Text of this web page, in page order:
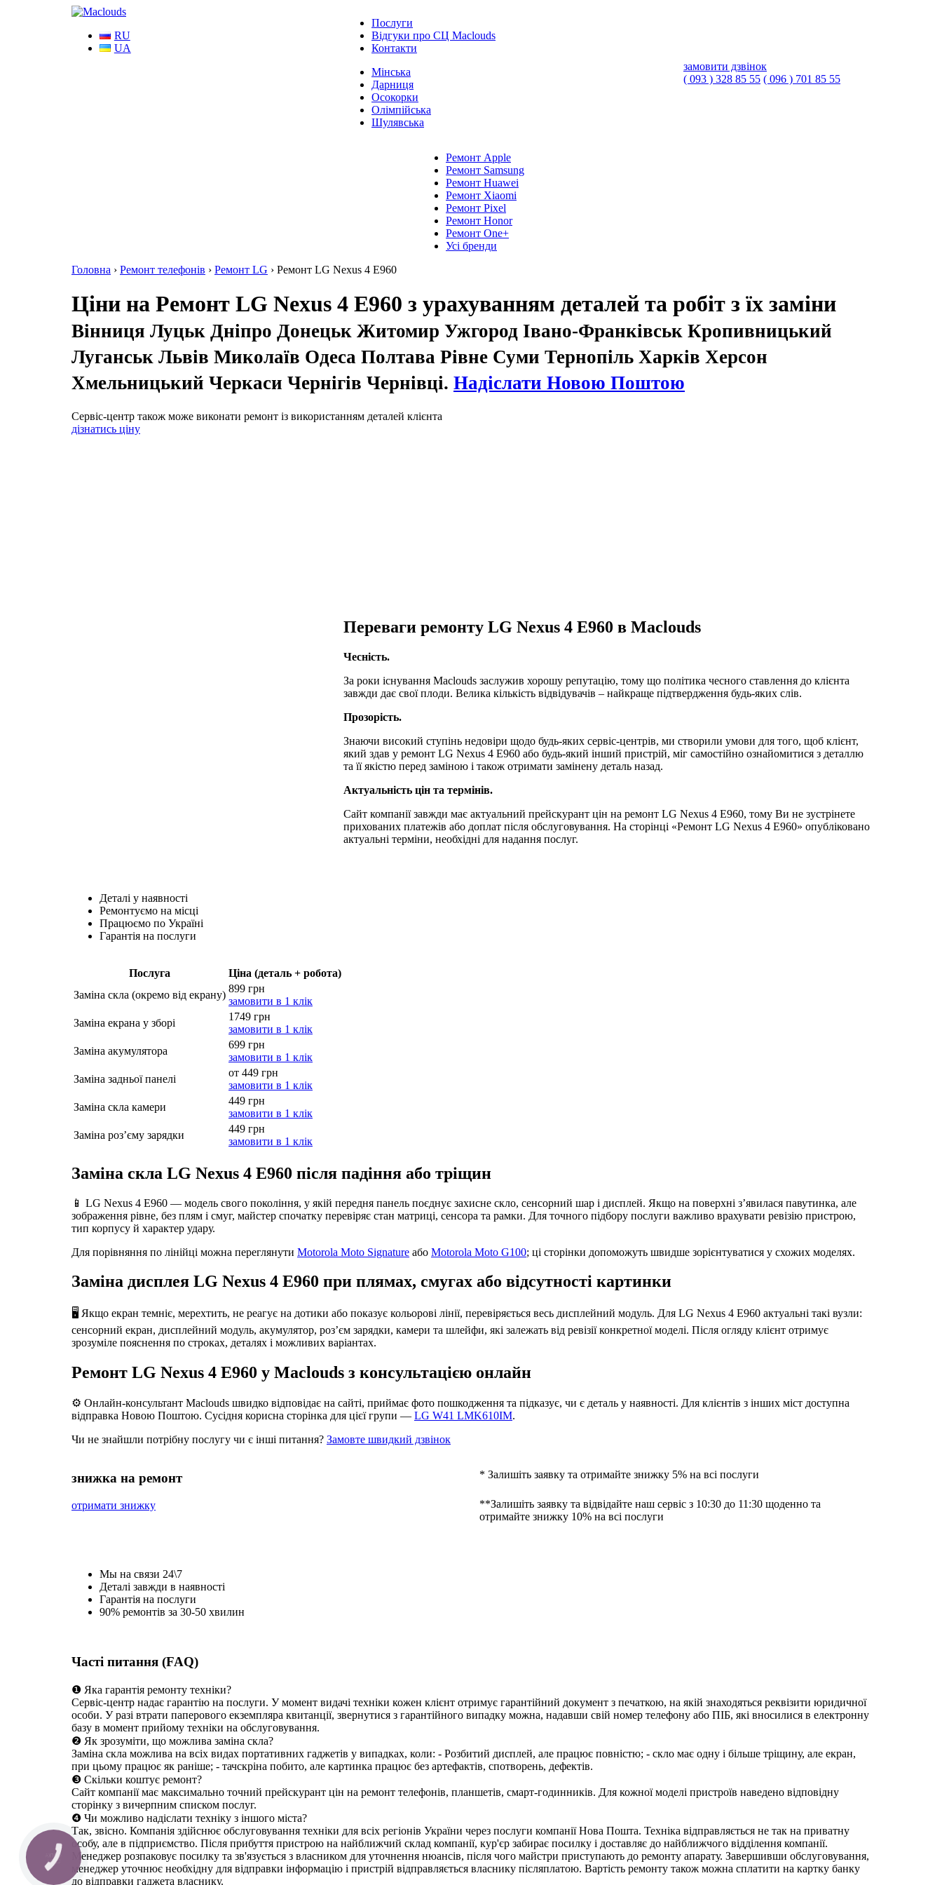
RU
UA
Послуги
Відгуки про СЦ Maclouds
Контакти
Мінська
Дарниця
Осокорки
Олімпійська
Шулявська
замовити дзвінок
( 093 ) 328 85 55 ( 096 ) 701 85 55
Ремонт Apple
Ремонт Samsung
Ремонт Huawei
Ремонт Xiaomi
Ремонт Pixel
Ремонт Honor
Ремонт One+
Усі бренди
Головна › Ремонт телефонів › Ремонт LG › Ремонт LG Nexus 4 E960
Ціни на Ремонт LG Nexus 4 E960 з урахуванням деталей та робіт з їх заміни
Вінниця Луцьк Дніпро Донецьк Житомир Ужгород Івано-Франківськ Кропивницький
Луганськ Львів Миколаїв Одеса Полтава Рівне Суми Тернопіль Харків Херсон
Хмельницький Черкаси Чернігів Чернівці. Надіслати Новою Поштою
Сервіс-центр також може виконати ремонт із використанням деталей клієнта
дізнатись ціну
Переваги ремонту LG Nexus 4 E960 в Maclouds
Чесність.
За роки існування Maclouds заслужив хорошу репутацію, тому що політика чесного ставлення до клієнта
завжди дає свої плоди. Велика кількість відвідувачів – найкраще підтвердження будь-яких слів.
Прозорість.
Знаючи високий ступінь недовіри щодо будь-яких сервіс-центрів, ми створили умови для того, щоб клієнт,
який здав у ремонт LG Nexus 4 E960 або будь-який інший пристрій, міг самостійно ознайомитися з деталлю
та її якістю перед заміною і також отримати замінену деталь назад.
Актуальність цін та термінів.
Сайт компанії завжди має актуальний прейскурант цін на ремонт LG Nexus 4 E960, тому Ви не зустрінете
прихованих платежів або доплат після обслуговування. На сторінці «Ремонт LG Nexus 4 E960» опубліковано
актуальні терміни, необхідні для надання послуг.
Деталі у наявності
Ремонтуємо на місці
Працюємо по Україні
Гарантія на послуги
Послуга
Ціна (деталь + робота)
Заміна скла (окремо від екрану)
899 грн
замовити в 1 клік
Заміна екрана у зборі
1749 грн
замовити в 1 клік
Заміна акумулятора
699 грн
замовити в 1 клік
Заміна задньої панелі
от 449 грн
замовити в 1 клік
Заміна скла камери
449 грн
замовити в 1 клік
Заміна роз’єму зарядки
449 грн
замовити в 1 клік
Заміна скла LG Nexus 4 E960 після падіння або тріщин
📱 LG Nexus 4 E960 — модель свого покоління, у якій передня панель поєднує захисне скло, сенсорний шар і дисплей. Якщо на поверхні з’явилася павутинка, але
зображення рівне, без плям і смуг, майстер спочатку перевіряє стан матриці, сенсора та рамки. Для точного підбору послуги важливо врахувати ревізію пристрою,
тип корпусу й характер удару.
Для порівняння по лінійці можна переглянути Motorola Moto Signature або Motorola Moto G100; ці сторінки допоможуть швидше зорієнтуватися у схожих моделях.
Заміна дисплея LG Nexus 4 E960 при плямах, смугах або відсутності картинки
🖥️ Якщо екран темніє, мерехтить, не реагує на дотики або показує кольорові лінії, перевіряється весь дисплейний модуль. Для LG Nexus 4 E960 актуальні такі вузли:
сенсорний екран, дисплейний модуль, акумулятор, роз’єм зарядки, камери та шлейфи, які залежать від ревізії конкретної моделі. Після огляду клієнт отримує
зрозуміле пояснення по строках, деталях і можливих варіантах.
Ремонт LG Nexus 4 E960 у Maclouds з консультацією онлайн
⚙️ Онлайн-консультант Maclouds швидко відповідає на сайті, приймає фото пошкодження та підказує, чи є деталь у наявності. Для клієнтів з інших міст доступна
відправка Новою Поштою. Сусідня корисна сторінка для цієї групи — LG W41 LMK610IM.
Чи не знайшли потрібну послугу чи є інші питання? Замовте швидкий дзвінок
знижка на ремонт
отримати знижку
* Залишіть заявку та отримайте знижку 5% на всі послуги
**Залишіть заявку та відвідайте наш сервіс з 10:30 до 11:30 щоденно та
отримайте знижку 10% на всі послуги
Мы на связи 24\7
Деталі завжди в наявності
Гарантія на послуги
90% ремонтів за 30-50 хвилин
Часті питання (FAQ)
❶ Яка гарантія ремонту техніки?
Сервіс-центр надає гарантію на послуги. У момент видачі техніки кожен клієнт отримує гарантійний документ з печаткою, на якій знаходяться реквізити юридичної
особи. У разі втрати паперового екземпляра квитанції, звернутися з гарантійного випадку можна, надавши свій номер телефону або ПІБ, які вносилися в електронну
базу в момент прийому техніки на обслуговування.
❷ Як зрозуміти, що можлива заміна скла?
Заміна скла можлива на всіх видах портативних гаджетів у випадках, коли: - Розбитий дисплей, але працює повністю; - скло має одну і більше тріщину, але екран,
при цьому працює як раніше; - тачскріна побито, але картинка працює без артефактів, спотворень, дефектів.
❸ Скільки коштує ремонт?
Сайт компанії має максимально точний прейскурант цін на ремонт телефонів, планшетів, смарт-годинників. Для кожної моделі пристроїв наведено відповідну
сторінку з вичерпним списком послуг.
❹ Чи можливо надіслати техніку з іншого міста?
Так, звісно. Компанія здійснює обслуговування техніки для всіх регіонів України через послуги компанії Нова Пошта. Техніка відправляється не так на приватну
особу, але в підприємство. Після прибуття пристрою на найближчий склад компанії, кур'єр забирає посилку і доставляє до найближчого відділення компанії.
Менеджер розпаковує посилку та зв'язується з власником для уточнення нюансів, після чого майстри приступають до ремонту апарату. Завершивши обслуговування,
менеджер уточнює необхідну для відправки інформацію і пристрій відправляється власнику післяплатою. Вартість ремонту також можна сплатити на картку банку
до відправки гаджета власнику.
КНОПКА
СВЯЗИ